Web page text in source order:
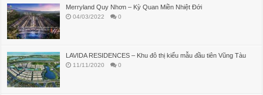
Merryland Quy Nhơn – Kỳ Quan Miền Nhiệt Đới
04/03/2022 0
LAVIDA RESIDENCES – Khu đô thị kiểu mẫu đầu tiên Vũng Tàu
11/11/2020 0